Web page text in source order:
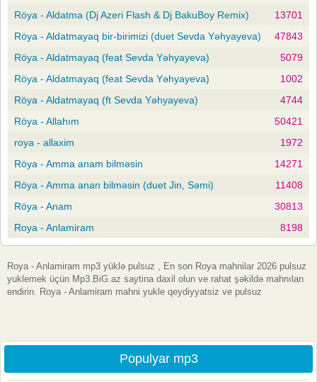
Röya - Aldatma (Dj Azeri Flash & Dj BakuBoy Remix)
13701
Röya - Aldatmayaq bir-birimizi (duet Sevda Yəhyayeva)
47843
Röya - Aldatmayaq (feat Sevda Yəhyayeva)
5079
Röya - Aldatmayaq (feat Sevda Yəhyayeva)
1002
Röya - Aldatmayaq (ft Sevda Yəhyayeva)
4744
Röya - Allahım
50421
roya - allaxim
1972
Röya - Amma anam bilməsin
14271
Röya - Amma anan bilməsin (duet Jin, Səmi)
11408
Röya - Anam
30813
Roya - Anlamiram
8198
Roya - Anlamiram mp3 yüklə pulsuz , En son Roya mahnilar 2026 pulsuz
yuklemek üçün Mp3.BiG.az saytina daxil olun ve rahat şəkildə mahnıları
endirin. Roya - Anlamiram mahni yukle qeydiyyatsiz ve pulsuz
Populyar mp3